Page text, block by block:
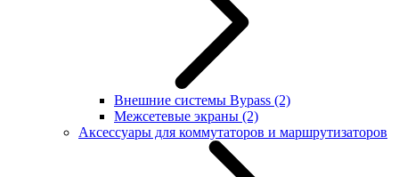
Внешние системы Bypass (2)
Межсетевые экраны (2)
Аксессуары для коммутаторов и маршрутизаторов